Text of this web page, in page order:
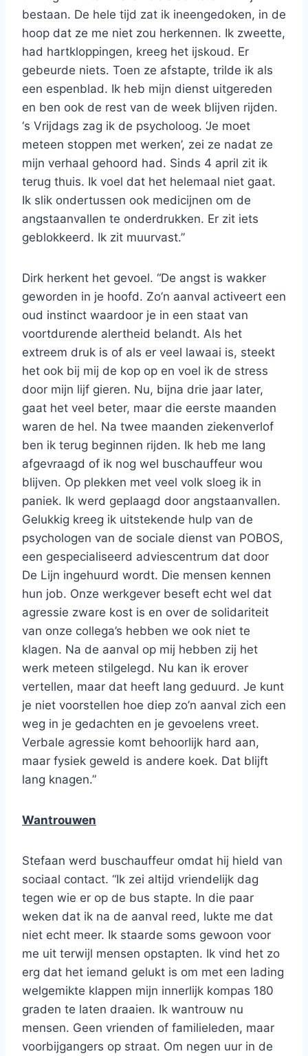
bestaan. De hele tijd zat ik ineengedoken, in de
hoop dat ze me niet zou herkennen. Ik zweette,
had hartkloppingen, kreeg het ijskoud. Er
gebeurde niets. Toen ze afstapte, trilde ik als
een espenblad. Ik heb mijn dienst uitgereden
en ben ook de rest van de week blijven rijden.
‘s Vrijdags zag ik de psycholoog. ‘Je moet
meteen stoppen met werken’, zei ze nadat ze
mijn verhaal gehoord had. Sinds 4 april zit ik
terug thuis. Ik voel dat het helemaal niet gaat.
Ik slik ondertussen ook medicijnen om de
angstaanvallen te onderdrukken. Er zit iets
geblokkeerd. Ik zit muurvast.”
Dirk herkent het gevoel. “De angst is wakker
geworden in je hoofd. Zo’n aanval activeert een
oud instinct waardoor je in een staat van
voortdurende alertheid belandt. Als het
extreem druk is of als er veel lawaai is, steekt
het ook bij mij de kop op en voel ik de stress
door mijn lijf gieren. Nu, bijna drie jaar later,
gaat het veel beter, maar die eerste maanden
waren de hel. Na twee maanden ziekenverlof
ben ik terug beginnen rijden. Ik heb me lang
afgevraagd of ik nog wel buschauffeur wou
blijven. Op plekken met veel volk sloeg ik in
paniek. Ik werd geplaagd door angstaanvallen.
Gelukkig kreeg ik uitstekende hulp van de
psychologen van de sociale dienst van POBOS,
een gespecialiseerd adviescentrum dat door
De Lijn ingehuurd wordt. Die mensen kennen
hun job. Onze werkgever beseft echt wel dat
agressie zware kost is en over de solidariteit
van onze collega’s hebben we ook niet te
klagen. Na de aanval op mij hebben zij het
werk meteen stilgelegd. Nu kan ik erover
vertellen, maar dat heeft lang geduurd. Je kunt
je niet voorstellen hoe diep zo’n aanval zich een
weg in je gedachten en je gevoelens vreet.
Verbale agressie komt behoorlijk hard aan,
maar fysiek geweld is andere koek. Dat blijft
lang knagen.”
Wantrouwen
Stefaan werd buschauffeur omdat hij hield van
sociaal contact. “Ik zei altijd vriendelijk dag
tegen wie er op de bus stapte. In die paar
weken dat ik na de aanval reed, lukte me dat
niet echt meer. Ik staarde soms gewoon voor
me uit terwijl mensen opstapten. Ik vind het zo
erg dat het iemand gelukt is om met een lading
welgemikte klappen mijn innerlijk kompas 180
graden te laten draaien. Ik wantrouw nu
mensen. Geen vrienden of familieleden, maar
voorbijgangers op straat. Om negen uur in de